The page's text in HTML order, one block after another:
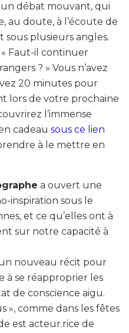
débat mouvant, qui
au doute, à l’écoute de
sous plusieurs angles.
« Faut-il continuer
? » Vous n’avez
20 minutes pour
lors de votre prochaine
l’immense
cadeau sous ce lien
à le mettre en
a ouvert une
inspiration sous le
et ce qu’elles ont à
sur notre capacité à
un nouveau récit pour
à se réapproprier les
de conscience aigu.
», comme dans les fêtes
est acteur.rice de